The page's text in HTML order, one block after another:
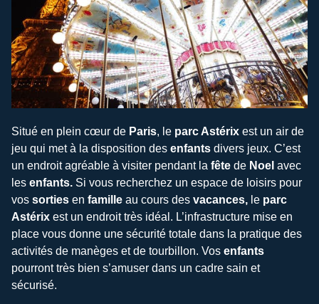
Situé en plein cœur de Paris, le parc Astérix est un air de
jeu qui met à la disposition des enfants divers jeux. C’est
un endroit agréable à visiter pendant la fête de Noel avec
les enfants. Si vous recherchez un espace de loisirs pour
vos sorties en famille au cours des vacances, le parc
Astérix est un endroit très idéal. L’infrastructure mise en
place vous donne une sécurité totale dans la pratique des
activités de manèges et de tourbillon. Vos enfants
pourront très bien s’amuser dans un cadre sain et
sécurisé.